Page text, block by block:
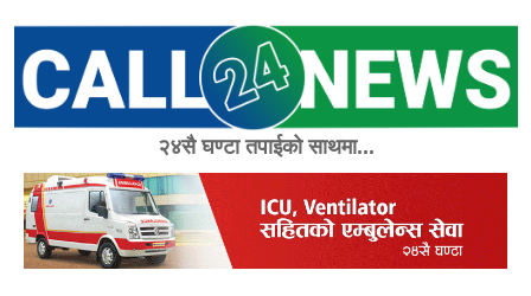
content
२४सै घण्टा तपाईको साथमा...